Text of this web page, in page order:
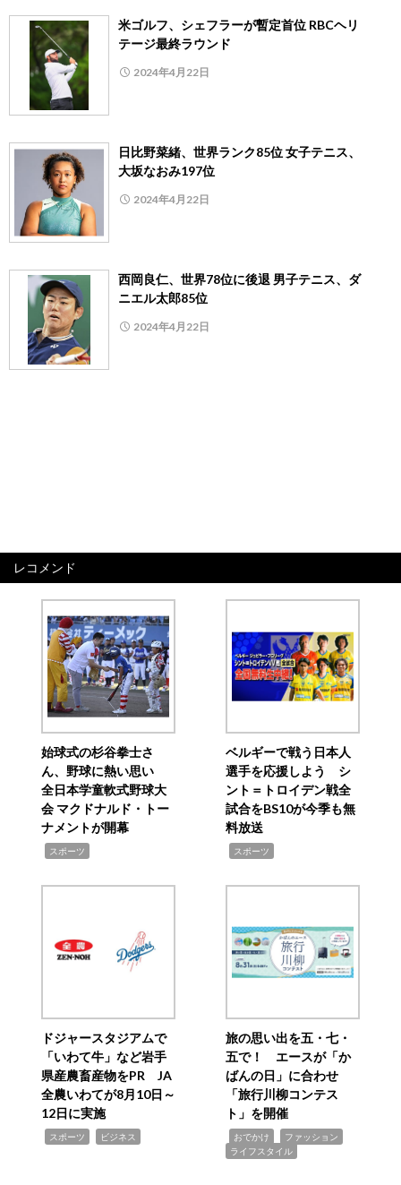
米ゴルフ、シェフラーが暫定首位 RBCヘリ
テージ最終ラウンド
2024年4月22日
日比野菜緒、世界ランク85位 女子テニス、
大坂なおみ197位
2024年4月22日
西岡良仁、世界78位に後退 男子テニス、ダ
ニエル太郎85位
2024年4月22日
レコメンド
始球式の杉谷拳士さ
ん、野球に熱い思い
全日本学童軟式野球大
会 マクドナルド・トー
ナメントが開幕
スポーツ
ベルギーで戦う日本人
選手を応援しよう シ
ント＝トロイデン戦全
試合をBS10が今季も無
料放送
スポーツ
ドジャースタジアムで
「いわて牛」など岩手
県産農畜産物をPR JA
全農いわてが8月10日～
12日に実施
スポーツ ビジネス
旅の思い出を五・七・
五で！ エースが「か
ばんの日」に合わせ
「旅行川柳コンテス
ト」を開催
おでかけ ファッション
ライフスタイル